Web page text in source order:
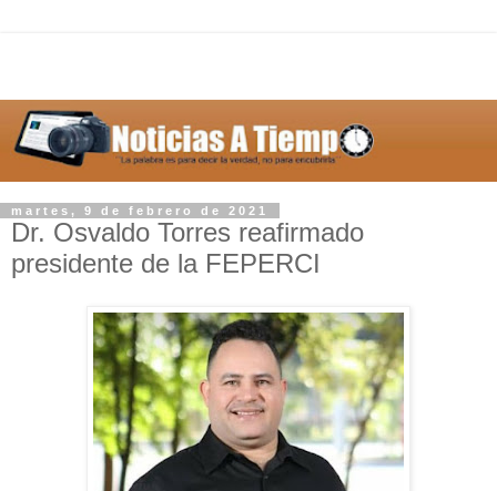
martes, 9 de febrero de 2021
Dr. Osvaldo Torres reafirmado
presidente de la FEPERCI